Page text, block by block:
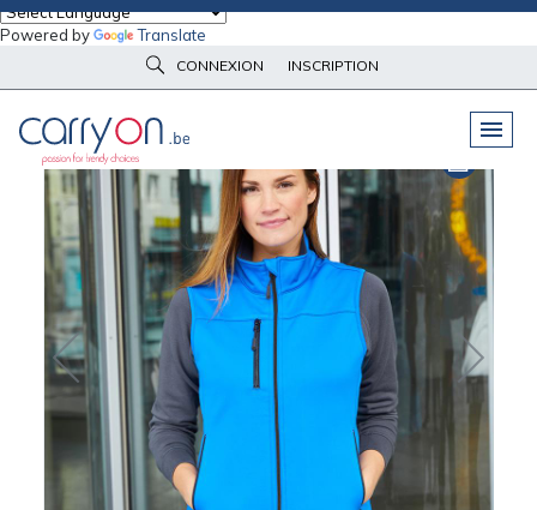
Powered by Translate
CONNEXION INSCRIPTION
PELUCHES & GOODIES
VÊTEMENTSDE TRAVAIL
OBJETS & HIGH-TECH
PARAPLUIES & BAGAGERIE
VÊTEMENTS D’IMAGE
VÊTEMENTS D'IMAGE
Vêtements d'image
Bodywarmers
Bodywarmer softshell RPET Femme Daiber